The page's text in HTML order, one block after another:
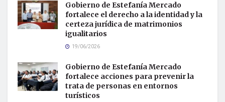
Gobierno de Estefanía Mercado
fortalece el derecho a la identidad y la
certeza jurídica de matrimonios
igualitarios
19/06/2026
Gobierno de Estefanía Mercado
fortalece acciones para prevenir la
trata de personas en entornos
turísticos